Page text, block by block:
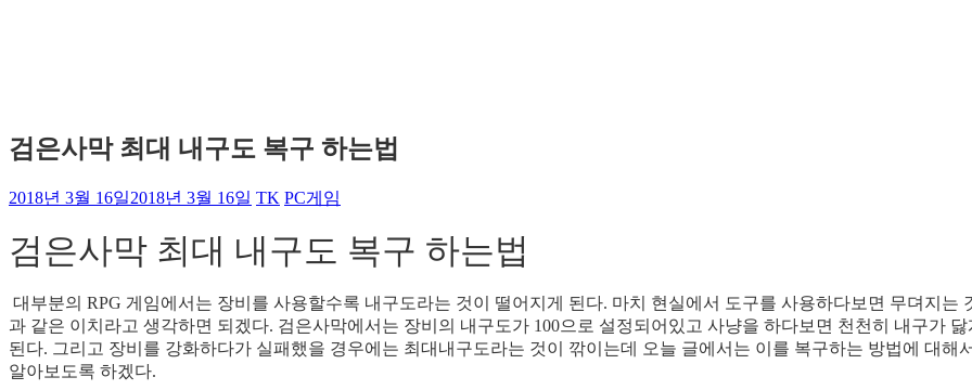
검은사막 최대 내구도 복구 하는법
2018년 3월 16일2018년 3월 16일 TK PC게임
검은사막 최대 내구도 복구 하는법
대부분의 RPG 게임에서는 장비를 사용할수록 내구도라는 것이 떨어지게 된다. 마치 현실에서 도구를 사용하다보면 무뎌지는
과 같은 이치라고 생각하면 되겠다. 검은사막에서는 장비의 내구도가 100으로 설정되어있고 사냥을 하다보면 천천히 내구가 닳
된다. 그리고 장비를 강화하다가 실패했을 경우에는 최대내구도라는 것이 깎이는데 오늘 글에서는 이를 복구하는 방법에 대해
알아보도록 하겠다.